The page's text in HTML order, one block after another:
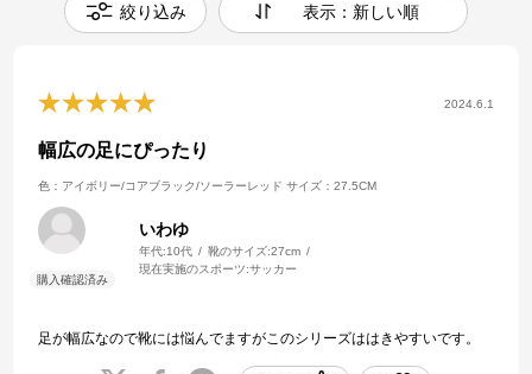
絞り込み 表示：新しい順
2024.6.1
幅広の足にぴったり
色：アイボリー/コアブラック/ソーラーレッド サイズ：27.5CM
いわゆ
年代:10代 靴のサイズ:27cm
現在実施のスポーツ:サッカー
足が幅広なので靴には悩んでますがこのシリーズははきやすいです。